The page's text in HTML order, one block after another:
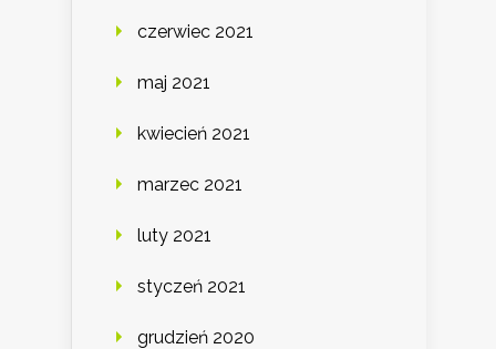
czerwiec 2021
maj 2021
kwiecień 2021
marzec 2021
luty 2021
styczeń 2021
grudzień 2020